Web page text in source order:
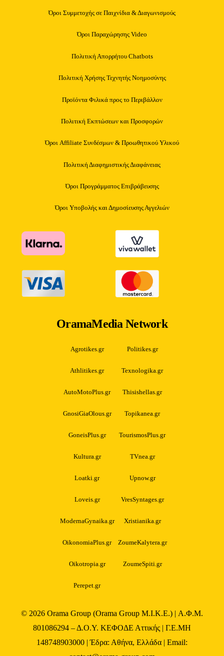
Όροι Συμμετοχής σε Παιχνίδια & Διαγωνισμούς
Όροι Παραχώρησης Video
Πολιτική Απορρήτου Chatbots
Πολιτική Χρήσης Τεχνητής Νοημοσύνης
Προϊόντα Φιλικά προς το Περιβάλλον
Πολιτική Εκπτώσεων και Προσφορών
Όροι Affiliate Συνδέσμων & Προωθητικού Υλικού
Πολιτική Διαφημιστικής Διαφάνειας
Όροι Προγράμματος Επιβράβευσης
Όροι Υποβολής και Δημοσίευσης Αγγελιών
OramaMedia Network
Agrotikes.gr Politikes.gr
Athlitikes.gr Texnologika.gr
AutoMotoPlus.gr Thisishellas.gr
GnosiGiaOlous.gr Topikanea.gr
GoneisPlus.gr TourismosPlus.gr
Kultura.gr TVnea.gr
Loatki.gr Upnow.gr
Loveis.gr VresSyntages.gr
ModernaGynaika.gr Xristianika.gr
OikonomiaPlus.gr ZoumeKalytera.gr
Oikotropia.gr ZoumeSpiti.gr
Perepet.gr
© 2026 Orama Group (Orama Group Μ.Ι.Κ.Ε.) | Α.Φ.Μ.
801086294 – Δ.Ο.Υ. ΚΕΦΟΔΕ Αττικής | Γ.Ε.ΜΗ
148748903000 | Έδρα: Αθήνα, Ελλάδα | Email: